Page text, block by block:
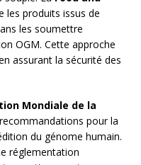
les produits issus de
les soumettre
OGM. Cette approche
assurant la sécurité des
Mondiale de la
pour la
du génome humain.
réglementation